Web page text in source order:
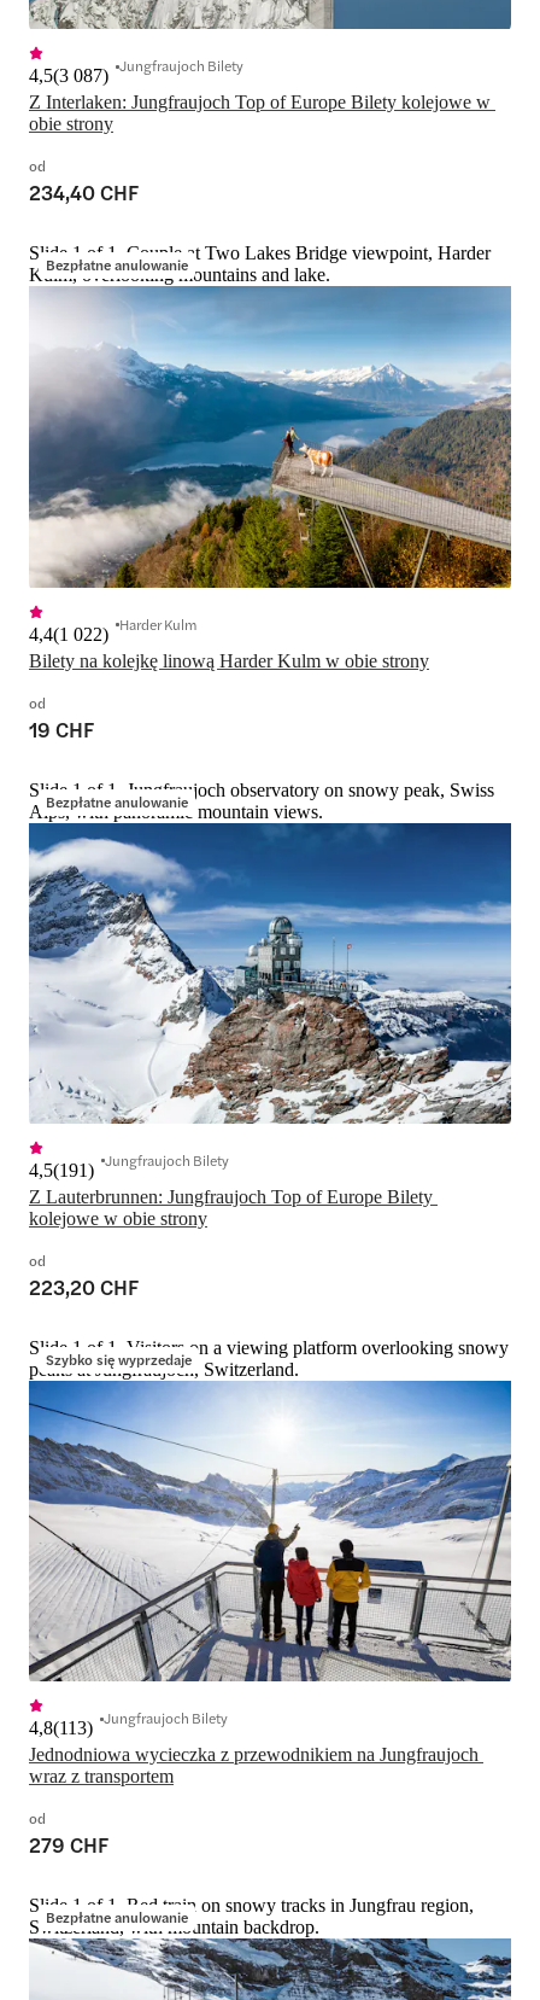
Z Interlaken: Jungfraujoch Top of Europe Bilety kolejowe w
obie strony
4,5(3 087) Jungfraujoch Bilety
od
234,40 CHF
Bezpłatne anulowanie
Slide 1 of 1, Couple at Two Lakes Bridge viewpoint, Harder
Kulm, overlooking mountains and lake.
Bilety na kolejkę linową Harder Kulm w obie strony
4,4(1 022) Harder Kulm
od
19 CHF
Bezpłatne anulowanie
Slide 1 of 1, Jungfraujoch observatory on snowy peak, Swiss
Alps, with panoramic mountain views.
Z Lauterbrunnen: Jungfraujoch Top of Europe Bilety
kolejowe w obie strony
4,5(191) Jungfraujoch Bilety
od
223,20 CHF
Szybko się wyprzedaje
Slide 1 of 1, Visitors on a viewing platform overlooking snowy
peaks at Jungfraujoch, Switzerland.
Jednodniowa wycieczka z przewodnikiem na Jungfraujoch
4,8(113) Jungfraujoch Bilety
od
279 CHF
Bezpłatne anulowanie
Slide 1 of 1, Red train on snowy tracks in Jungfrau region,
Switzerland, with mountain backdrop.